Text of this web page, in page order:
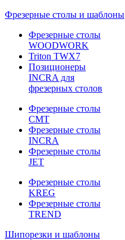
Фрезерные столы и шаблоны
Фрезерные столы
WOODWORK
Triton TWX7
Позиционеры
INCRA для
фрезерных столов
Фрезерные столы
CMT
Фрезерные столы
INCRA
Фрезерные столы
JET
Фрезерные столы
KREG
Фрезерные столы
TREND
Шипорезки и шаблоны